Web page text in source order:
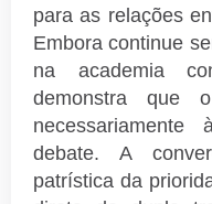
para as relações
Embora continue
na academia
demonstra que
debate. A
patrística da